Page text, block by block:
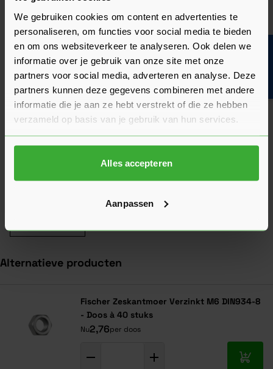
We gebruiken cookies om content en advertenties te
personaliseren, om functies voor social media te bieden
en om ons websiteverkeer te analyseren. Ook delen we
informatie over je gebruik van onze site met onze
partners voor social media, adverteren en analyse. Deze
partners kunnen deze gegevens combineren met andere
informatie die je aan ze hebt verstrekt of die ze hebben
verzameld op basis van je gebruik van hun services.
Alles accepteren
Aanpassen
product. Hun feedback helpt je om een goed beeld te krijgen
van de kwaliteit en het gebruiksgemak.
Heb je zelf ervaring met dit product? Laat dan vooral een
review achter, zo help je anderen met jouw mening en
dragen we samen bij aan een nog beter aanbod.
Beoordeling schrijven
Veelgestelde vragen
Hier vind je antwoorden op de meest gestelde vragen over dit
voor je op een rij gezet zodat je snel verder kunt.
Alternatieve producten
Fischer Zeskantmoer Verzinkt M6 DIN934-8
- Doos à 40 stuks
Nu2,76per doos
In